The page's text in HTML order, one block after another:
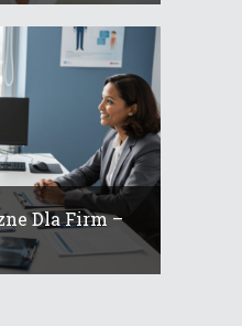
Dla Firm –